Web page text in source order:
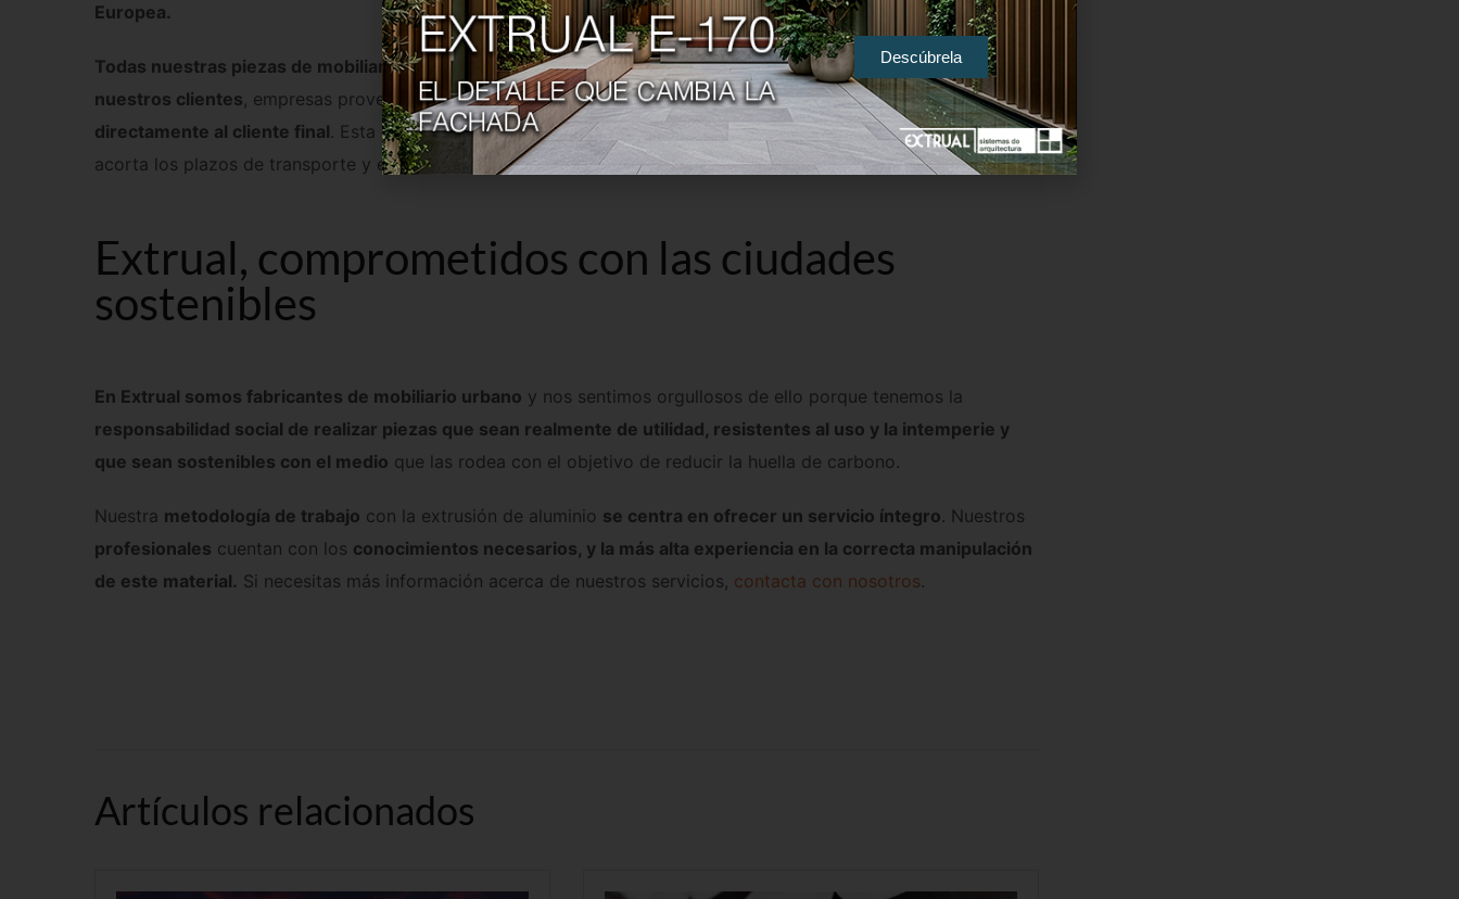
Europea.
Todas nuestras piezas de mobiliario urbano de aluminio las entregamos premontadas para facilitar la labor de
nuestros clientes, empresas proveedoras de mobiliario urbano. También ofrecemos laposibilidad deenviar
directamente al cliente final. Esta opción es muy recurrente entre las empresas que confían en nosotros porque
acorta los plazos de transporte y entrega de forma considerable.
Extrual, comprometidos con las ciudades
sostenibles
En Extrual somos fabricantes de mobiliario urbano y nos sentimos orgullosos de ello porque tenemos la
responsabilidad social de realizar piezas que sean realmente de utilidad, resistentes al uso y la intemperie y
que sean sostenibles con el medio que las rodea con el objetivo de reducir la huella de carbono.
Nuestra metodología de trabajo con la extrusión de aluminio se centra en ofrecer un servicio íntegro. Nuestros
profesionales cuentan con los conocimientos necesarios, y la más alta experiencia en la correcta manipulación
de este material. Si necesitas más información acerca de nuestros servicios, contacta con nosotros.
Artículos relacionados
Descúbrela